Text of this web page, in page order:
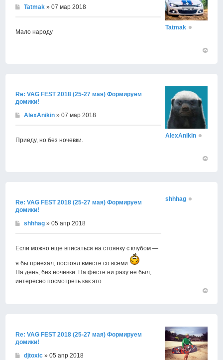
Tatmak » 07 мар 2018
Мало народу
Tatmak
Re: VAG FEST 2018 (25-27 мая) Формируем
домики!
AlexAnikin » 07 мар 2018
Приеду, но без ночевки.
AlexAnikin
Re: VAG FEST 2018 (25-27 мая) Формируем
домики!
shhhag » 05 апр 2018
Если можно еще вписаться на стоянку с клубом —
я бы приехал, постоял вместе со всеми
На день, без ночевки. На фесте ни разу не был,
интересно посмотреть как это
shhhag
Re: VAG FEST 2018 (25-27 мая) Формируем
домики!
djtoxic » 05 апр 2018